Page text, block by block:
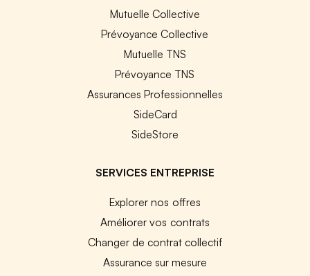
Mutuelle Collective
Prévoyance Collective
Mutuelle TNS
Prévoyance TNS
Assurances Professionnelles
SideCard
SideStore
SERVICES ENTREPRISE
Explorer nos offres
Améliorer vos contrats
Changer de contrat collectif
Assurance sur mesure